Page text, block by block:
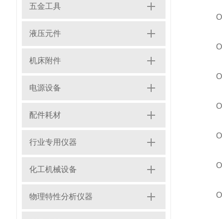
五金工具
液压元件
机床附件
电源设备
配件耗材
行业专用仪器
化工机械设备
物理特性分析仪器